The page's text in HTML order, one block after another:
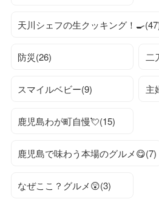
天川シェフの生クッキング！
防災(26) 二
スマイルベビー(9) 主
鹿児島わが町自慢💘(15)
鹿児島で味わう本場のグルメ😋(7)
なぜここ？グルメ😲(3)